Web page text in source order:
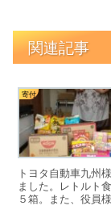
関連記事
寄付
トヨタ自動車九州
ました。レトルト
５箱。また、役員